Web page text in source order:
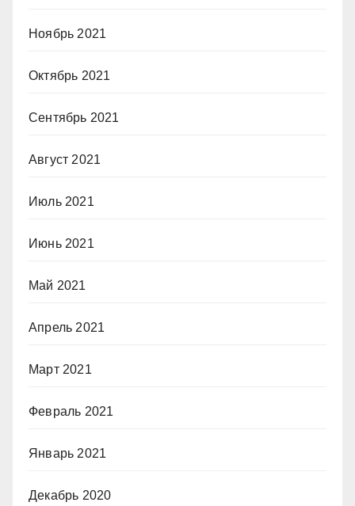
Ноябрь 2021
Октябрь 2021
Сентябрь 2021
Август 2021
Июль 2021
Июнь 2021
Май 2021
Апрель 2021
Март 2021
Февраль 2021
Январь 2021
Декабрь 2020